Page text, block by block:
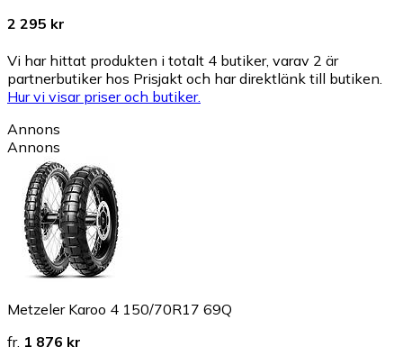
2 295 kr
Vi har hittat produkten i totalt 4 butiker, varav 2 är
partnerbutiker hos Prisjakt och har direktlänk till butiken.
Hur vi visar priser och butiker.
Annons
Annons
Metzeler Karoo 4 150/70R17 69Q
fr. 1 876 kr